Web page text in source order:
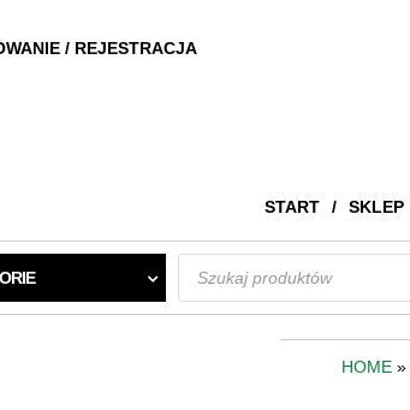
/ REJESTRACJA
START SKLEP
Wyszukiwarka
produktów
HOME »